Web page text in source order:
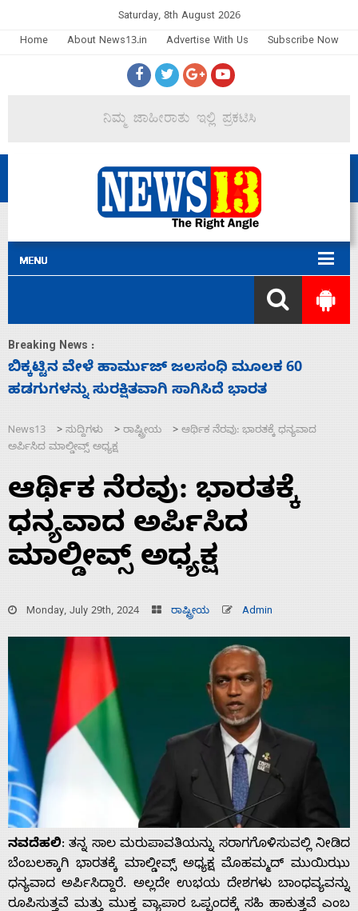
Saturday, 8th August 2026
Home
About News13.in Advertise With Us Subscribe Now
Breaking News :
ನಾಗೇಂದ್ರ ರಾಜೀನಾಮೆ ಕೊಡದಿದ್ದರೆ ಸದನ ನಡೆಸಲು
ಬಿಡೆವು: ಛಲವಾದಿ ನಾರಾಯಣಸ್ವಾಮಿ
News13 > ಸುದ್ದಿಗಳು > ರಾಷ್ಟ್ರೀಯ > ಆರ್ಥಿಕ ನೆರವು: ಭಾರತಕ್ಕೆ ಧನ್ಯವಾದ
ಅರ್ಪಿಸಿದ ಮಾಲ್ಡೀವ್ಸ್‌ ಅಧ್ಯಕ್ಷ
ಆರ್ಥಿಕ ನೆರವು: ಭಾರತಕ್ಕೆ
ಧನ್ಯವಾದ ಅರ್ಪಿಸಿದ
ಮಾಲ್ಡೀವ್ಸ್‌ ಅಧ್ಯಕ್ಷ
Monday, July 29th, 2024 ರಾಷ್ಟ್ರೀಯ Admin
ನವದೆಹಲಿ: ತನ್ನ ಸಾಲ ಮರುಪಾವತಿಯನ್ನು ಸರಾಗಗೊಳಿಸುವಲ್ಲಿ ನೀಡಿದ
ಬೆಂಬಲಕ್ಕಾಗಿ ಭಾರತಕ್ಕೆ ಮಾಲ್ಡೀವ್ಸ್ ಅಧ್ಯಕ್ಷ ಮೊಹಮ್ಮದ್ ಮುಯಿಝು
ಧನ್ಯವಾದ ಅರ್ಪಿಸಿದ್ದಾರೆ. ಅಲ್ಲದೇ ಉಭಯ ದೇಶಗಳು ಬಾಂಧವ್ಯವನ್ನು
ರೂಪಿಸುತ್ತವೆ ಮತ್ತು ಮುಕ್ತ ವ್ಯಾಪಾರ ಒಪ್ಪಂದಕ್ಕೆ ಸಹಿ ಹಾಕುತ್ತವೆ ಎಂಬ